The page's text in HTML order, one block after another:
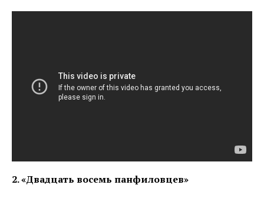
2. «Двадцать восемь панфиловцев»